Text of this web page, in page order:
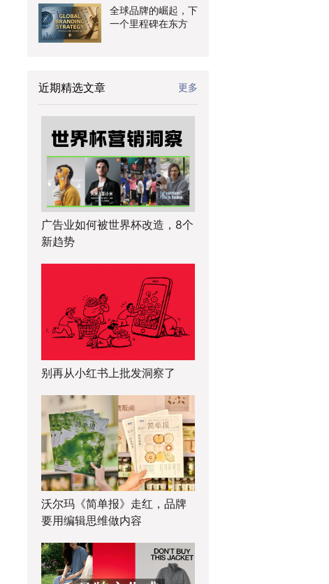
全球品牌的崛起，下
一个里程碑在东方
近期精选文章 更多
广告业如何被世界杯改造，8个
新趋势
别再从小红书上批发洞察了
沃尔玛《简单报》走红，品牌
要用编辑思维做内容